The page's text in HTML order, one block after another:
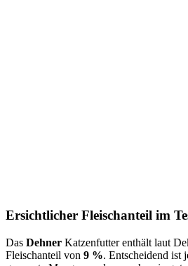
Ersichtlicher Fleischanteil im
Das Dehner Katzenfutterenthält laut
Fleischanteil von 9 %. Entscheidend ist